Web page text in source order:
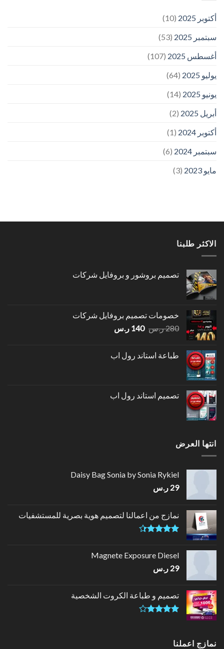
أكتوبر 2025
(10)
سبتمبر 2025
(53)
أغسطس 2025
(107)
يوليو 2025
(64)
يونيو 2025
(14)
أبريل 2025
(2)
أكتوبر 2024
(1)
سبتمبر 2024
(6)
مايو 2023
(3)
الاكثر طلبنا
تصميم بروشور و بروفايل شركات
خصومات تصميم بروفايل شركات
280ر.س السعر
280 ر.س.
140 ر.سالسعر
140 ر.س.طباعة استاند رول اب
تصميم استاند رول اب
انتها العرض
Daisy Bag Sonia by Sonia Rykiel
29 ر.س
نمازج من اعمالنا لتصميم هوية بصرية للمستشفيات
5
Magnete Exposure Diesel
29 ر.س
تصميم و طباعة الكروت الشخصية
5
نمازج اعملنا